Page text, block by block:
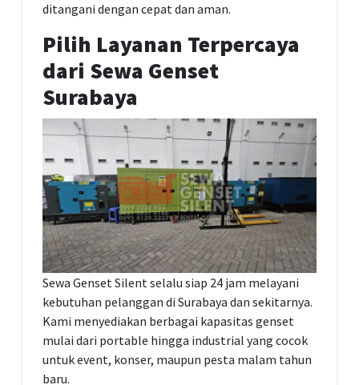
ditangani dengan cepat dan aman.
Pilih Layanan Terpercaya
dari Sewa Genset
Surabaya
Sewa Genset Silent selalu siap 24 jam melayani
kebutuhan pelanggan di Surabaya dan sekitarnya.
Kami menyediakan berbagai kapasitas genset
mulai dari portable hingga industrial yang cocok
untuk event, konser, maupun pesta malam tahun
baru.